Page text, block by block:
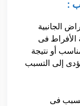
:
الجانبية
الأفراط فى
أو نتيجة
إلى التسبب
فى